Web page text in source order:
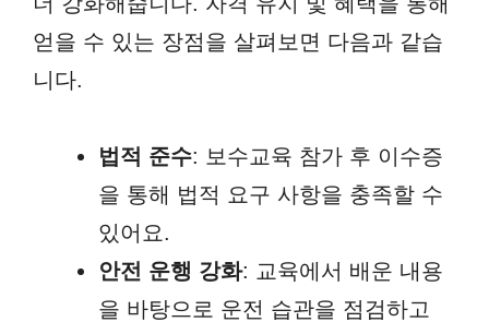
얻을 수 있는 장점을 살펴보면 다음과 같습
니다.
법적 준수: 보수교육 참가 후 이수증
을 통해 법적 요구 사항을 충족할 수
있어요.
안전 운행 강화: 교육에서 배운 내용
을 바탕으로 운전 습관을 점검하고